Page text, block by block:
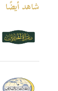
شاهد أيضًا